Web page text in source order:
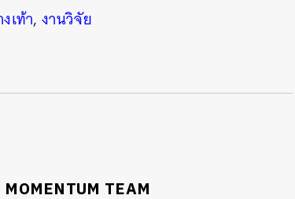
เท้า,งานวิจัย
TEAM